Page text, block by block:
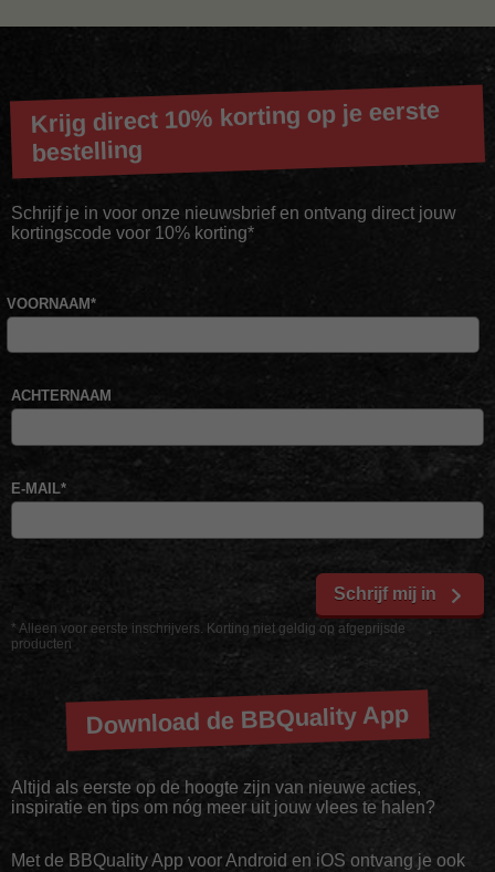
Krijg direct 10% korting op je eerste
bestelling
Schrijf je in voor onze nieuwsbrief en ontvang direct jouw
kortingscode voor 10% korting*
* Alleen voor eerste inschrijvers. Korting niet geldig op afgeprijsde
producten
VOORNAAM*
ACHTERNAAM
E-MAIL*
Schrijf mij in
Download de BBQuality App
Altijd als eerste op de hoogte zijn van nieuwe acties,
inspiratie en tips om nóg meer uit jouw vlees te halen?
Met de BBQuality App voor Android en iOS ontvang je ook